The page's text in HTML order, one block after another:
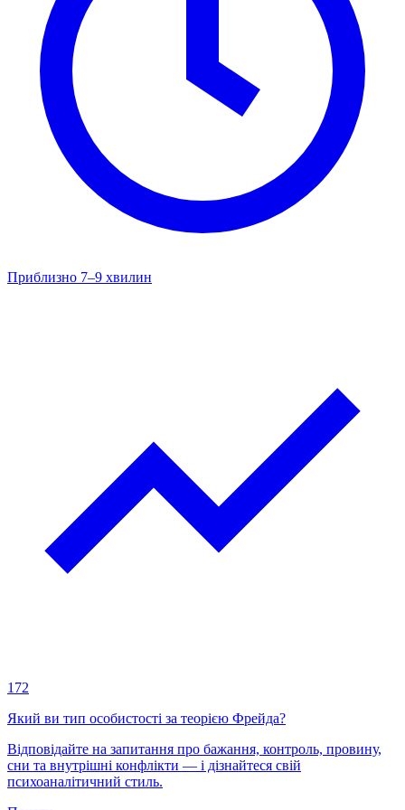
Приблизно 7–9 хвилин
172
Який ви тип особистості за теорією Фрейда?
Відповідайте на запитання про бажання, контроль, провину,
сни та внутрішні конфлікти — і дізнайтеся свій
психоаналітичний стиль.